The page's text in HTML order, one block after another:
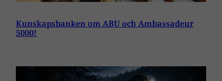
Kunskapsbanken om ABU och Ambassadeur
5000!